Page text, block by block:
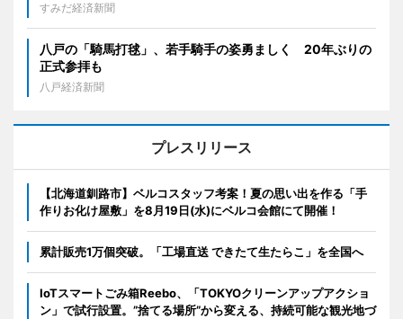
すみだ経済新聞
八戸の「騎馬打毬」、若手騎手の姿勇ましく 20年ぶりの
正式参拝も
八戸経済新聞
プレスリリース
【北海道釧路市】ベルコスタッフ考案！夏の思い出を作る「手
作りお化け屋敷」を8月19日(水)にベルコ会館にて開催！
累計販売1万個突破。「工場直送 できたて生たらこ」を全国へ
IoTスマートごみ箱Reebo、「TOKYOクリーンアップアクショ
ン」で試行設置。”捨てる場所”から変える、持続可能な観光地づ